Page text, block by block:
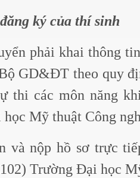
ký của thí sinh
phải khai thông
GD&ĐT theo quy
thi các môn năng
Mỹ thuật Công
và nộp hồ sơ trực
Trường Đại học